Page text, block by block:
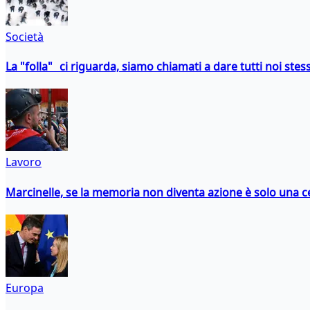
Società
La "folla" ci riguarda, siamo chiamati a dare tutti noi
Lavoro
Marcinelle, se la memoria non diventa azione è solo una
Europa